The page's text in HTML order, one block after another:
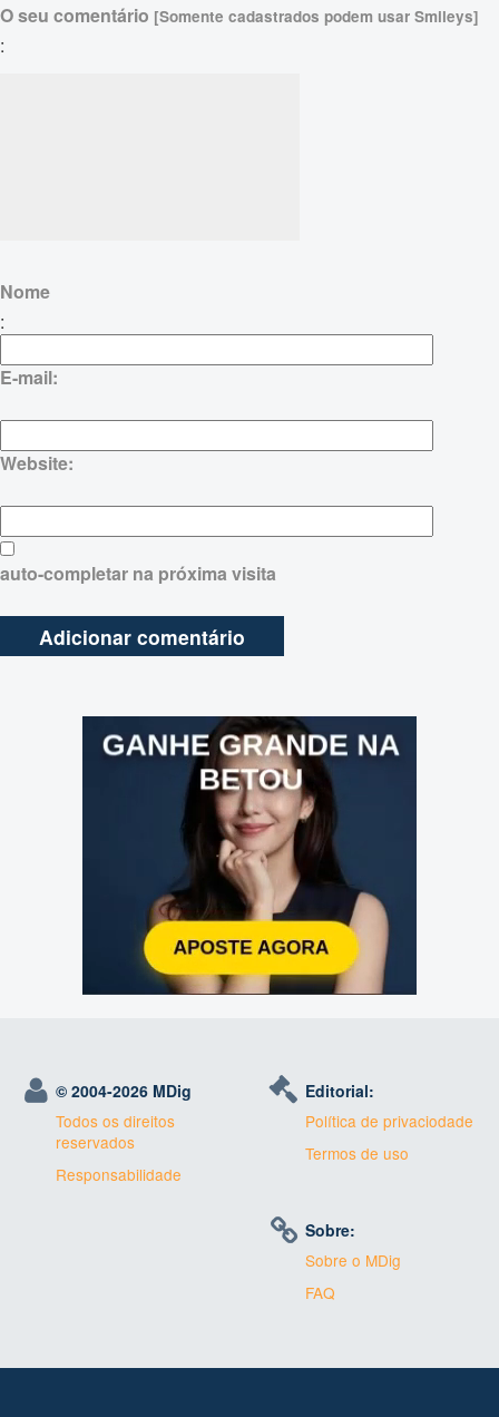
O seu comentário [Somente cadastrados podem usar Smileys]
:
Nome
:
E-mail:
Website:
auto-completar na próxima visita
© 2004-2026 MDig
Todos os direitos
reservados
Responsabilidade
Editorial:
Política de privaciodade
Termos de uso
Sobre:
Sobre o MDig
FAQ